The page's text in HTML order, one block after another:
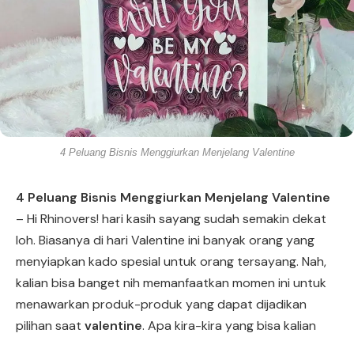
4 Peluang Bisnis Menggiurkan Menjelang Valentine
4 Peluang Bisnis Menggiurkan Menjelang Valentine
– Hi Rhinovers! hari kasih sayang sudah semakin dekat
loh. Biasanya di hari Valentine ini banyak orang yang
menyiapkan kado spesial untuk orang tersayang. Nah,
kalian bisa banget nih memanfaatkan momen ini untuk
menawarkan produk-produk yang dapat dijadikan
pilihan saat valentine. Apa kira-kira yang bisa kalian